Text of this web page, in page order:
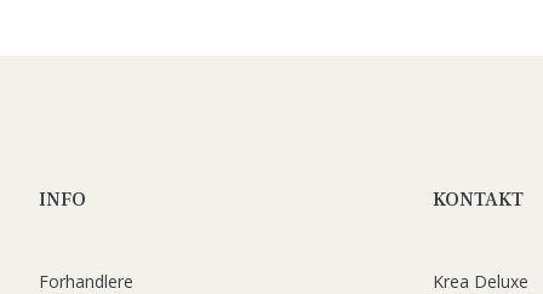
INFO
Forhandlere
KONTAKT
Krea Deluxe